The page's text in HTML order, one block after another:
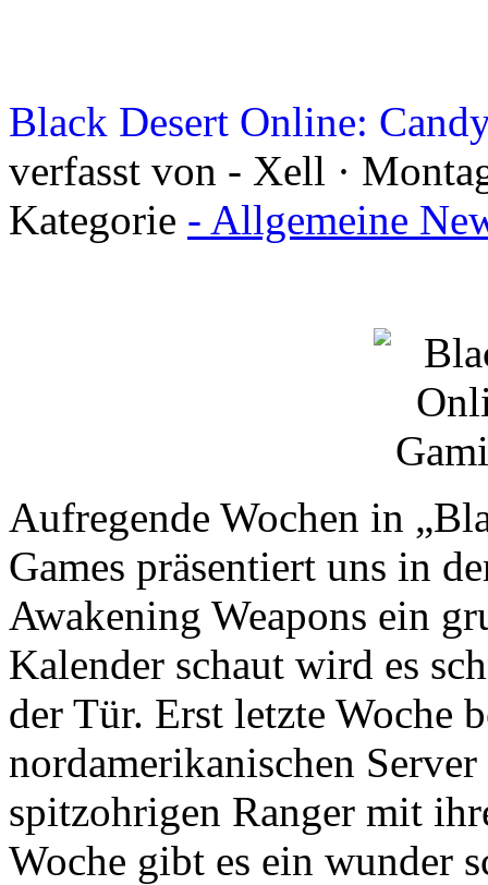
Black Desert Online:
verfasst von - Xell ·
Kategorie - Allgemeine
Aufregende Wochen in
Games präsentiert uns in
Awakening Weapons ein
Kalender schaut wird es
der Tür. Erst letzte Woche
nordamerikanischen
spitzohrigen Ranger mit
Woche gibt es ein wunder